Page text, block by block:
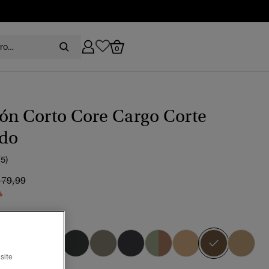
0
Corto Core Cargo Corte
rebajado de
a